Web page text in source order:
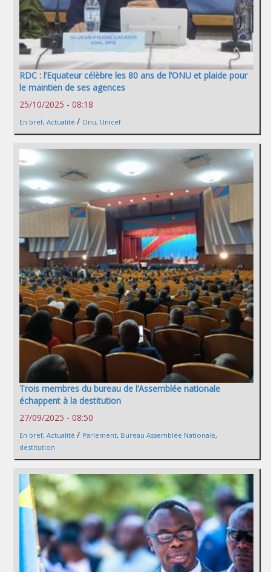
RDC : l’Equateur célèbre les 80 ans de l’ONU et plaide pour
le maintien de ses agences
25/10/2025 - 08:18
En bref, Actualité / Onu, Unicef
Trois membres du bureau de l’Assemblée nationale
échappent à la destitution
27/09/2025 - 08:50
En bref, Actualité / Parlement, Bureau Assemblée Nationale,
destitution